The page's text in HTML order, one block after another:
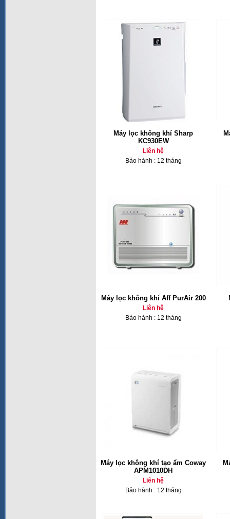
Máy lọc không khí Sharp
KC930EW
Liên hệ
Bảo hành : 12 tháng
Máy lọc không khí Aff PurAir 200
Liên hệ
Bảo hành : 12 tháng
Máy lọc không khí tạo ẩm Coway
APM1010DH
Liên hệ
Bảo hành : 12 tháng